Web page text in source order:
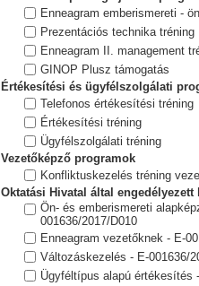
Enneagram emberismereti -
Prezentációs technika tréning
Enneagram II. management
GINOP Plusz támogatás
Értékesítési és ügyfélszolgálati
Telefonos értékesítési tréning
Értékesítési tréning
Ügyfélszolgálati tréning
Vezetőképző programok
Konfliktuskezelés tréning
Oktatási Hivatal által engedélyezett
Ön- és emberismereti
001636/2017/D010
Enneagram vezetőknek - E-
Változáskezelés - E-001636/
Ügyféltípus alapú értékesítés